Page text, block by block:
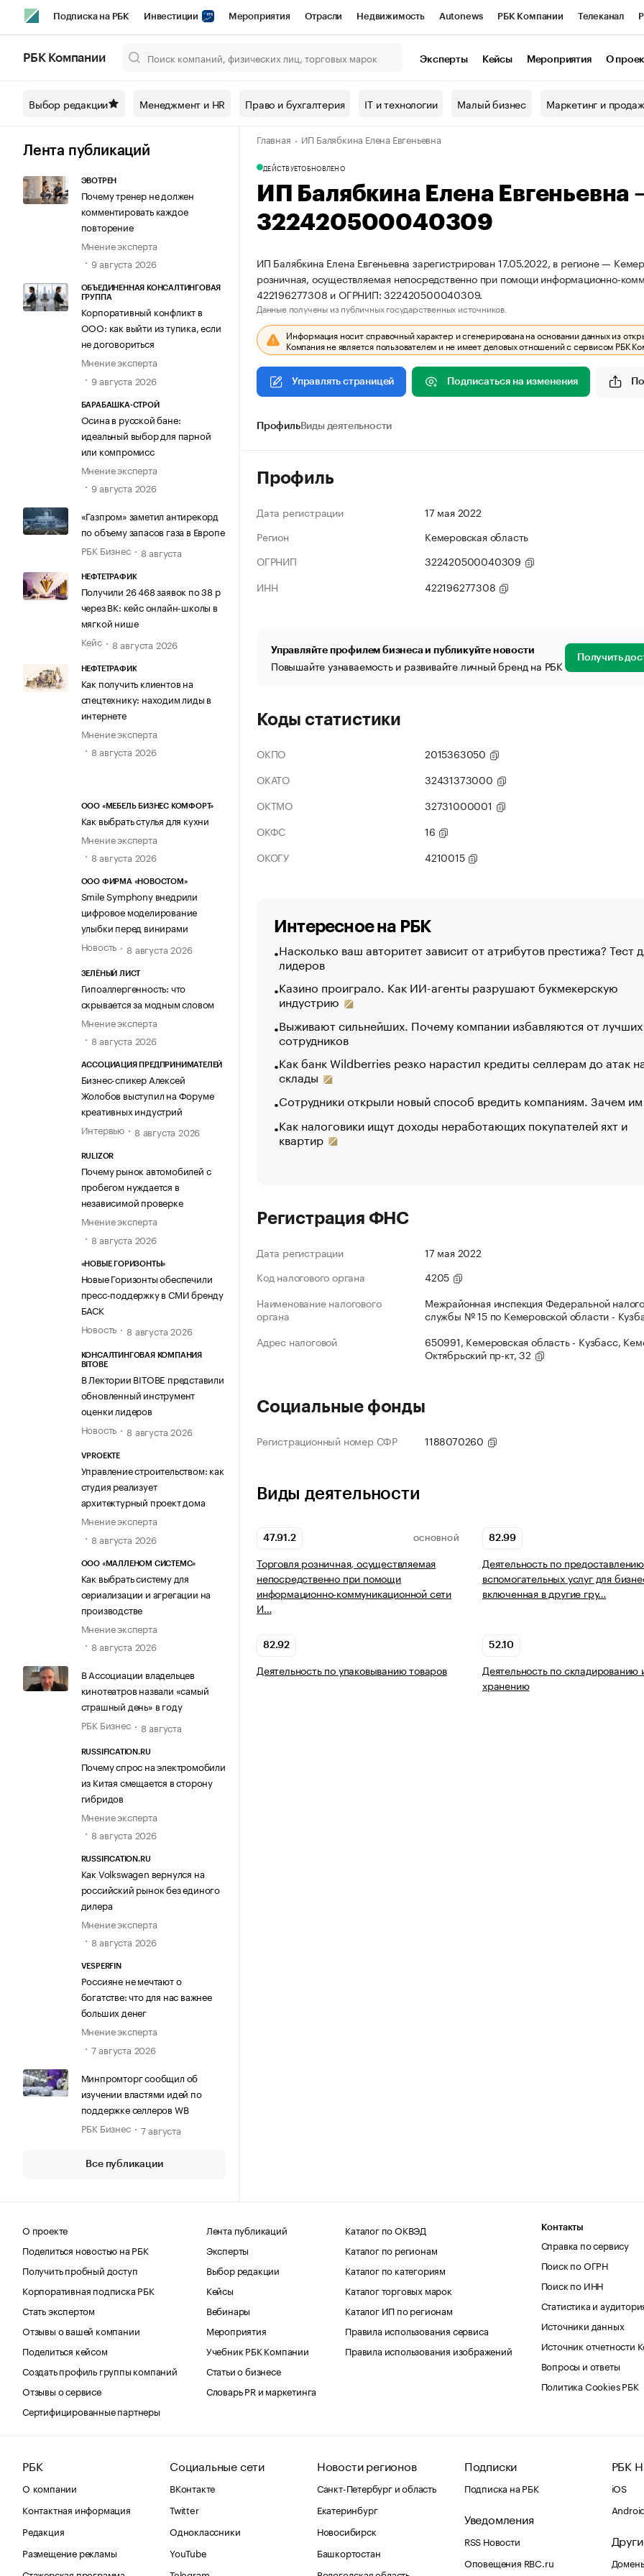
Подписка на РБК Инвестиции Мероприятия Отрасли Недвижимость Autonews РБК Компании Телеканал
Спецпроекты СПб Конференции СПб Спецпроекты Проверка контрагентов
Технологии и медиа Рынок наличной валюты
РБК Компании Эксперты Кейсы Мероприятия О
Выбор редакции Менеджмент и HR Право и бухгалтерия IT и технологии Малый бизнес Маркетинг и
Лента публикаций
ЭВОТРЕН
Почему тренер не должен
комментировать каждое
повторение
Мнение эксперта
9 августа 2026
ОБЪЕДИНЕННАЯ КОНСАЛТИНГОВАЯ
ГРУППА
Корпоративный конфликт в
ООО: как выйти из тупика, если
не договориться
Мнение эксперта
9 августа 2026
БАРАБАШКА-СТРОЙ
Осина в русской бане:
идеальный выбор для парной
или компромисс
Мнение эксперта
9 августа 2026
«Газпром» заметил антирекорд
по объему запасов газа в Европе
РБК Бизнес
8 августа
НЕФТЕТРАФИК
Получили 26 468 заявок по 38 р
через ВК: кейс онлайн-школы в
мягкой нише
Кейс
8 августа 2026
НЕФТЕТРАФИК
Как получить клиентов на
спецтехнику: находим лиды в
интернете
Мнение эксперта
8 августа 2026
ООО «МЕБЕЛЬ БИЗНЕС КОМФОРТ»
Как выбрать стулья для кухни
Мнение эксперта
8 августа 2026
ООО ФИРМА «НОВОСТОМ»
Smile Symphony внедрили
цифровое моделирование
улыбки перед винирами
Новость
8 августа 2026
ЗЕЛЁНЫЙ ЛИСТ
Гипоаллергенность: что
скрывается за модным словом
Мнение эксперта
8 августа 2026
АССОЦИАЦИЯ ПРЕДПРИНИМАТЕЛЕЙ
Бизнес-спикер Алексей
Жолобов выступил на Форуме
креативных индустрий
Интервью
8 августа 2026
RULIZOR
Почему рынок автомобилей с
пробегом нуждается в
независимой проверке
Мнение эксперта
8 августа 2026
«НОВЫЕ ГОРИЗОНТЫ»
Новые Горизонты обеспечили
пресс-поддержку в СМИ бренду
БАСК
Новость
8 августа 2026
КОНСАЛТИНГОВАЯ КОМПАНИЯ
BITOBE
В Лектории BITOBE представили
обновленный инструмент
оценки лидеров
Новость
8 августа 2026
VPROEKTE
Управление строительством: как
студия реализует
архитектурный проект дома
Мнение эксперта
8 августа 2026
ООО «МАЛЛЕНОМ СИСТЕМС»
Как выбрать систему для
сериализации и агрегации на
производстве
Мнение эксперта
8 августа 2026
В Ассоциации владельцев
кинотеатров назвали «самый
страшный день» в году
РБК Бизнес
8 августа
RUSSIFICATION.RU
Почему спрос на электромобили
из Китая смещается в сторону
гибридов
Мнение эксперта
8 августа 2026
RUSSIFICATION.RU
Как Volkswagen вернулся на
российский рынок без единого
дилера
Мнение эксперта
8 августа 2026
VESPERFIN
Россияне не мечтают о
богатстве: что для нас важнее
больших денег
Мнение эксперта
7 августа 2026
Минпромторг сообщил об
изучении властями идей по
поддержке селлеров WB
РБК Бизнес
7 августа
Все публикации
Главная ИП Балябкина Елена Евгеньевна
ДЕЙСТВУЕТОБНОВЛЕНО
ИП Балябкина Елена
322420500040309
ИП Балябкина Елена Евгеньевна зарегистрирован 17.05.2022, в регионе —
розничная, осуществляемая непосредственно при помощи информационно-
422196277308 и ОГРНИП: 322420500040309.
Данные получены из публичных государственных источников.
Информация носит справочный характер и сгенерирована на основании данных из
Компания не является пользователем и не имеет деловых отношений с сервисом РБК
Управлять страницей Подписаться на изменения
ПрофильВиды деятельности
Профиль
Дата регистрации
17 мая 2022
Регион
Кемеровская область
ОГРНИП
322420500040309
ИНН
422196277308
Управляйте профилем бизнеса и публикуйте новости
Повышайте узнаваемость и развивайте личный бренд на РБК Получить
Коды статистики
ОКПО
2015363050
ОКАТО
32431373000
ОКТМО
32731000001
ОКФС
16
ОКОГУ
4210015
Интересное на РБК
Насколько ваш авторитет зависит от атрибутов престижа? Тест
лидеров
Казино проиграло. Как ИИ-агенты разрушают букмекерскую
индустрию
Выживают сильнейших. Почему компании избавляются от лучших
сотрудников
Как банк Wildberries резко нарастил кредиты селлерам до атак
склады
Сотрудники открыли новый способ вредить компаниям. Зачем
Как налоговики ищут доходы неработающих покупателей яхт и
квартир
Регистрация ФНС
Дата регистрации
17 мая 2022
Код налогового органа
4205
Наименование налогового
органа
Межрайонная инспекция Федеральной
службы № 15 по Кемеровской области -
Адрес налоговой
650991, Кемеровская область - Кузбасс,
Октябрьский пр-кт, 32
Социальные фонды
Регистрационный номер СФР 1188070260
Виды деятельности
47.91.2 ОСНОВНОЙ
Торговля розничная, осуществляемая
непосредственно при помощи
информационно-коммуникационной сети
И…
82.99
Деятельность по
вспомогательных услуг для
включенная в другие гру…
82.92
Деятельность по упаковыванию товаров
52.10
Деятельность по складированию
хранению
О проекте
Поделиться новостью на РБК
Получить пробный доступ
Корпоративная подписка РБК
Стать экспертом
Отзывы о вашей компании
Поделиться кейсом
Создать профиль группы компаний
Отзывы о сервисе
Сертифицированные партнеры
Лента публикаций
Эксперты
Выбор редакции
Кейсы
Вебинары
Мероприятия
Учебник РБК Компании
Статьи о бизнесе
Словарь PR и маркетинга
Каталог по ОКВЭД
Каталог по регионам
Каталог по категориям
Каталог торговых марок
Каталог ИП по регионам
Правила использования сервиса
Правила использования изображений
Контакты
Справка по сервису
Поиск по ОГРН
Поиск по ИНН
Статистика и
Источники данных
Источник отчетности
Вопросы и ответы
Политика Cookies РБК
РБК
О компании
Контактная информация
Редакция
Размещение рекламы
Социальные сети
ВКонтакте
Twitter
Одноклассники
YouTube
Новости регионов
Санкт-Петербург и область
Екатеринбург
Новосибирск
Башкортостан
Подписки
Подписка на РБК
Уведомления
RSS Новости
Оповещения RBC.ru
РБК
iOS